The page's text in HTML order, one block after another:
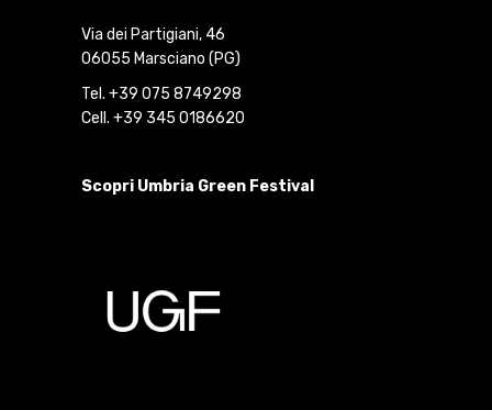
Via dei Partigiani, 46
06055 Marsciano (PG)
Tel. +39 075 8749298
Cell. +39 345 0186620
Scopri Umbria Green Festival